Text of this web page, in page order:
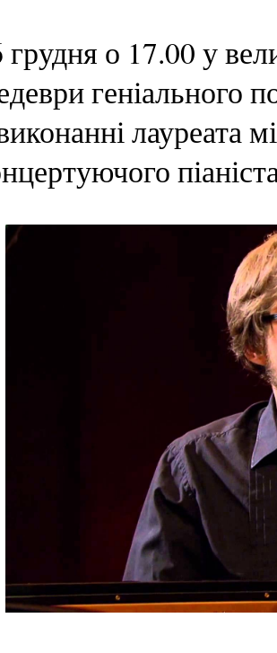
грудня о 17.00 у
геніального
лауреата